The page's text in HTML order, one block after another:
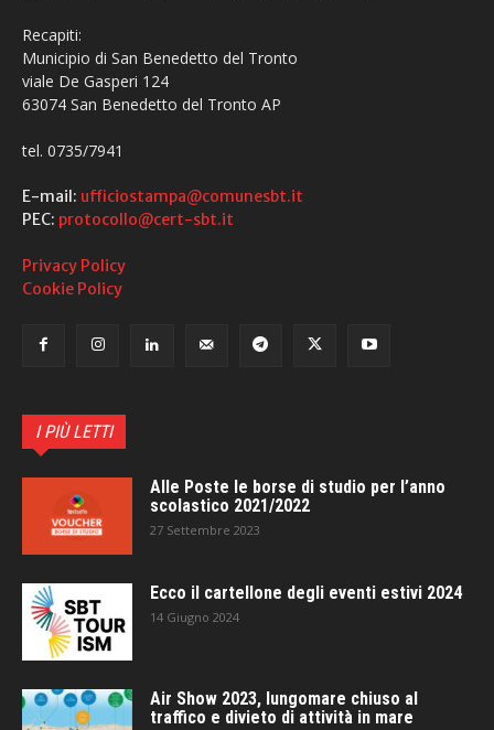
Recapiti:
Municipio di San Benedetto del Tronto
viale De Gasperi 124
63074 San Benedetto del Tronto AP
tel. 0735/7941
E-mail: ufficiostampa@comunesbt.it
PEC: protocollo@cert-sbt.it
Privacy Policy
Cookie Policy
I PIÙ LETTI
Alle Poste le borse di studio per l’anno
scolastico 2021/2022
27 Settembre 2023
Ecco il cartellone degli eventi estivi 2024
14 Giugno 2024
Air Show 2023, lungomare chiuso al
traffico e divieto di attività in mare